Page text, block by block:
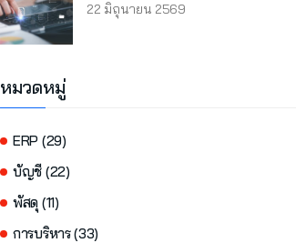
22 มิถุนายน 2569
หมวดหมู่
ERP (29)
บัญชี (22)
พัสดุ (11)
การบริหาร (33)